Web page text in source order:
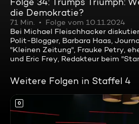
die Demokratie?
71 Min.
Folge vom 10.11.2024
Bei Michael Fleischhacker
Polit-Blogger, Barbara Haas,
"Kleinen Zeitung", Frauke Petry,
und Eric Frey, Redakteur beim
Weitere Folgen in Staffel 4
0